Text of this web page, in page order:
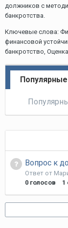
должников с
банкротства.
Ключевые слова:
финансовой
банкротство,
Вопрос к
Ответ от
0 голосов 1